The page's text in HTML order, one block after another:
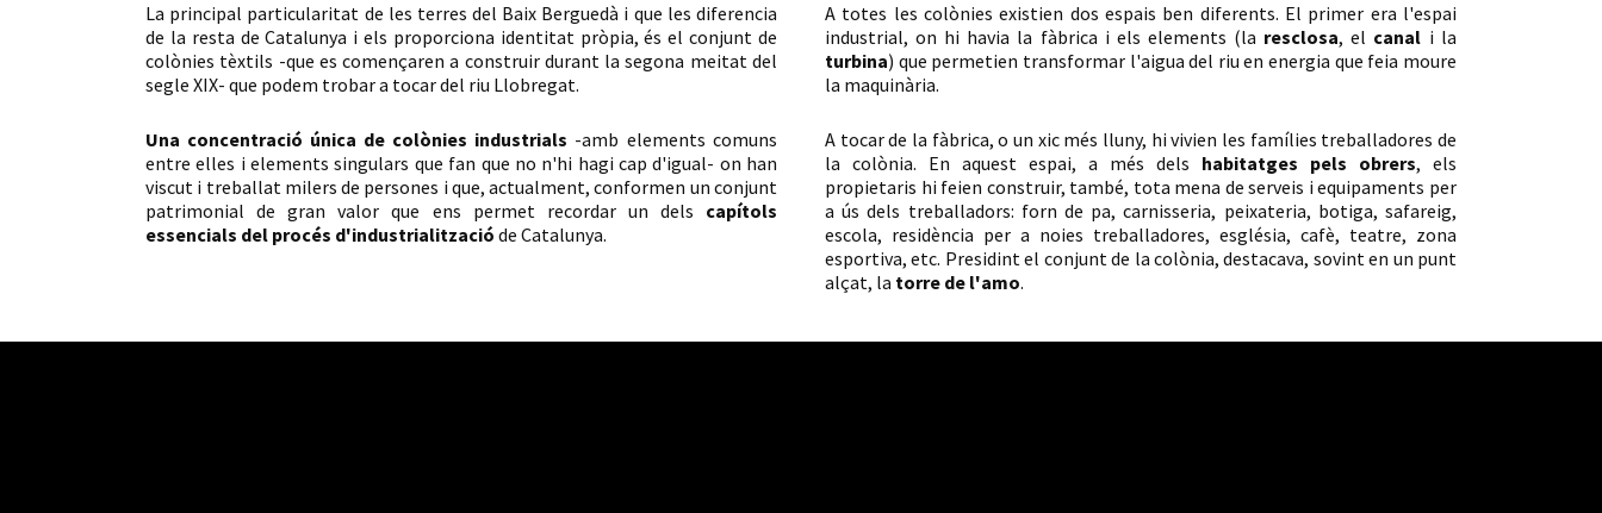
La principal particularitat de les terres del Baix Berguedà i que les diferencia
de la resta de Catalunya i els proporciona identitat pròpia, és el conjunt de
colònies tèxtils -que es començaren a construir durant la segona meitat del
segle XIX- que podem trobar a tocar del riu Llobregat.
Una concentració única de colònies industrials -amb elements comuns
entre elles i elements singulars que fan que no n'hi hagi cap d'igual- on han
viscut i treballat milers de persones i que, actualment, conformen un conjunt
patrimonial de gran valor que ens permet recordar un dels capítols
essencials del procés d'industrialització de Catalunya.
A totes les colònies existien dos espais ben diferents. El primer era l'espai
industrial, on hi havia la fàbrica i els elements (la resclosa, el canal i la
turbina) que permetien transformar l'aigua del riu en energia que feia moure
la maquinària.
A tocar de la fàbrica, o un xic més lluny, hi vivien les famílies treballadores de
la colònia. En aquest espai, a més dels habitatges pels obrers, els
propietaris hi feien construir, també, tota mena de serveis i equipaments per
a ús dels treballadors: forn de pa, carnisseria, peixateria, botiga, safareig,
escola, residència per a noies treballadores, església, cafè, teatre, zona
esportiva, etc. Presidint el conjunt de la colònia, destacava, sovint en un punt
alçat, la torre de l'amo.